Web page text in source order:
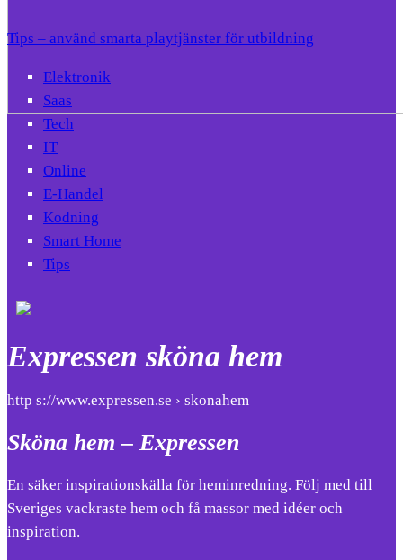
Tips – använd smarta playtjänster för utbildning
Elektronik
Saas
Tech
IT
Online
E-Handel
Kodning
Smart Home
Tips
Expressen sköna hem
http s://www.expressen.se › skonahem
Sköna hem – Expressen
En säker inspirationskälla för heminredning. Följ med till
Sveriges vackraste hem och få massor med idéer och
inspiration.